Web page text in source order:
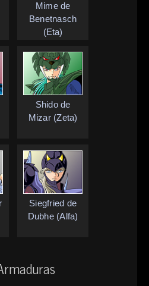
Mime de
Benetnasch
(Eta)
Shido de
Mizar (Zeta)
Siegfried de
Dubhe (Alfa)